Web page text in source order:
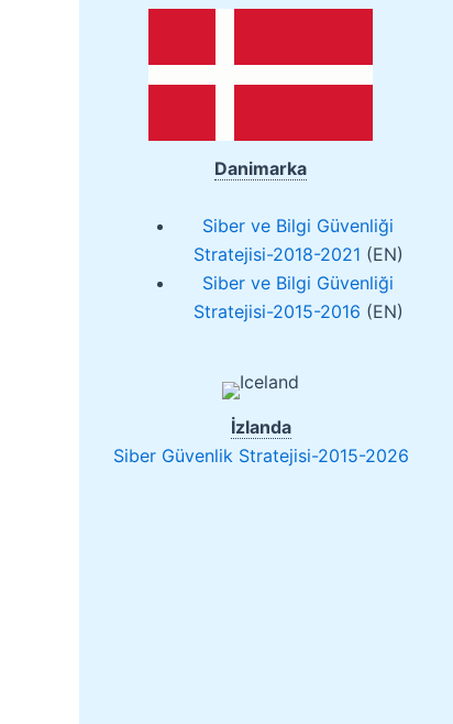
Danimarka
Siber ve Bilgi Güvenliği
Stratejisi-2018-2021 (EN)
Siber ve Bilgi Güvenliği
Stratejisi-2015-2016 (EN)
İzlanda
Siber Güvenlik Stratejisi-2015-2026